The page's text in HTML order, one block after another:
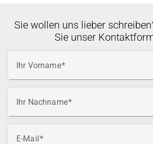
Sie wollen uns lieber
Sie unser
Ihr Vorname
Ihr Nachname
E-Mail